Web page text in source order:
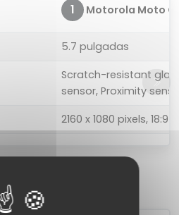
1 Motorola Moto
5.7 pulgadas
Scratch-resistant
sensor, Proximity
2160 x 1080 pixels, 18:9